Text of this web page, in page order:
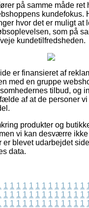
på samme måde ret
kundefokus.
hvor det er muligt at
som på
kundetilfredsheden.
er finansieret af
med en gruppe
tilbud, og
af at de personer
produkter og
vi kan desværre
er blevet udarbejdet
data.
1 1 1 1 1 1 1 1 1 1 1 1 1
1 1 1 1 1 1 1 1 1 1 1 1 1
1 1 1 1 1 1 1 1 1 1 1 1 1